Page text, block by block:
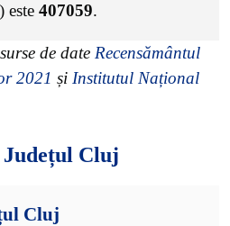
) este 407059.
de date Recensământul
2021 și Institutul Național
Județul Cluj
Cluj